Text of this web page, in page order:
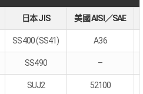
日本 JIS 美國 AISI／SAE
SS400 (SS41) A36
SS490 –
SUJ2 52100